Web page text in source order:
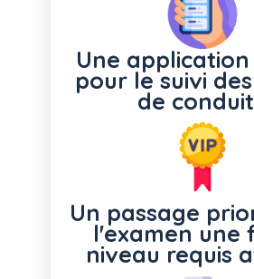
Une
pour le suivi
de
Un passage
l'examen une
niveau requis